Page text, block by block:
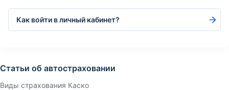
Как войти в личный кабинет?
Статьи об автостраховании
Виды страхования Каско